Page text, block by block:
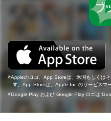
Appleのロゴ、App Storeは、米国もしくは
す。App Storeは、Apple Inc.のサービスマー
Google Play および Google Play ロゴは